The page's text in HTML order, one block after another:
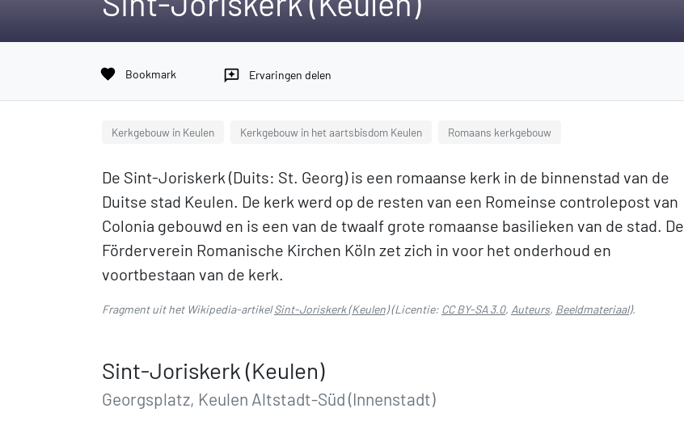
favorite Bookmark reviews Ervaringen delen
Kerkgebouw in Keulen Kerkgebouw in het aartsbisdom Keulen Romaans kerkgebouw
De Sint-Joriskerk (Duits: St. Georg) is een romaanse kerk in de binnenstad van de
Duitse stad Keulen. De kerk werd op de resten van een Romeinse controlepost van
Colonia gebouwd en is een van de twaalf grote romaanse basilieken van de stad. De
Förderverein Romanische Kirchen Köln zet zich in voor het onderhoud en
voortbestaan van de kerk.
Fragment uit het Wikipedia-artikelSint-Joriskerk (Keulen)(Licentie: CC BY-SA 3.0, Auteurs, Beeldmateriaal).
Sint-Joriskerk (Keulen)
Georgsplatz, Keulen Altstadt-Süd (Innenstadt)